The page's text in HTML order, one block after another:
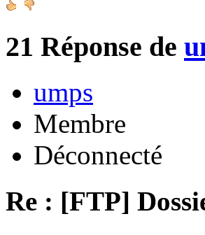
21 Réponse de
umps
Membre
Déconnecté
Re : [FTP]